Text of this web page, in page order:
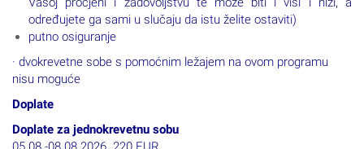
određujete ga sami u slučaju da istu želite ostaviti)
putno osiguranje
· dvokrevetne sobe s pomoćnim ležajem na ovom programu
nisu moguće
Doplate
Doplate za jednokrevetnu sobu
05.08.-08.08.2026. 220 EUR